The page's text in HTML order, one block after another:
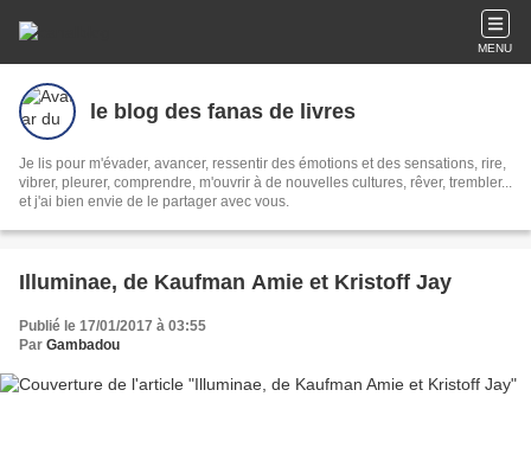
MENU
le blog des fanas de livres
Je lis pour m'évader, avancer, ressentir des émotions et des sensations, rire,
vibrer, pleurer, comprendre, m'ouvrir à de nouvelles cultures, rêver, trembler...
et j'ai bien envie de le partager avec vous.
Illuminae, de Kaufman Amie et Kristoff Jay
Publié le 17/01/2017 à 03:55
Par Gambadou